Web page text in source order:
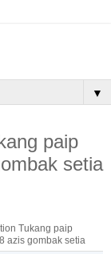
▼
paip
setia
Tukang paip
azis gombak setia